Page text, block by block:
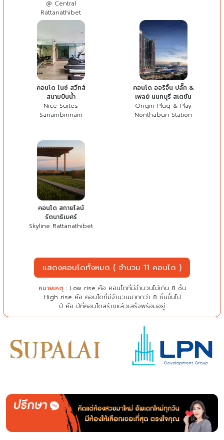
@ Central
Rattanathibet
คอนโด ไนซ์ สวีทส์
สนามบินน้ำ
Nice Suites
Sanambinnam
คอนโด ออริจิ้น ปลั๊ก &
เพลย์ นนทบุรี สเตชั่น
Origin Plug & Play
Nonthaburi Station
คอนโด สกายไลน์
รัตนาธิเบศร์
Skyline Rattanathibet
แสดงคอนโดทั้งหมด ( จำนวน 11 คอนโด )
หมายเหตุ : Low rise คือ คอนโดที่มีจำนวนไม่เกิน 8 ชั้น
High rise คือ คอนโดที่มีจำนวนมากกว่า 8 ชั้นขึ้นไป
ปี คือ ปีที่คอนโดสร้างแล้วเสร็จพร้อมอยู่